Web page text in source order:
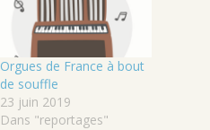
Orgues de France à bout
de souffle
23 juin 2019
Dans "reportages"